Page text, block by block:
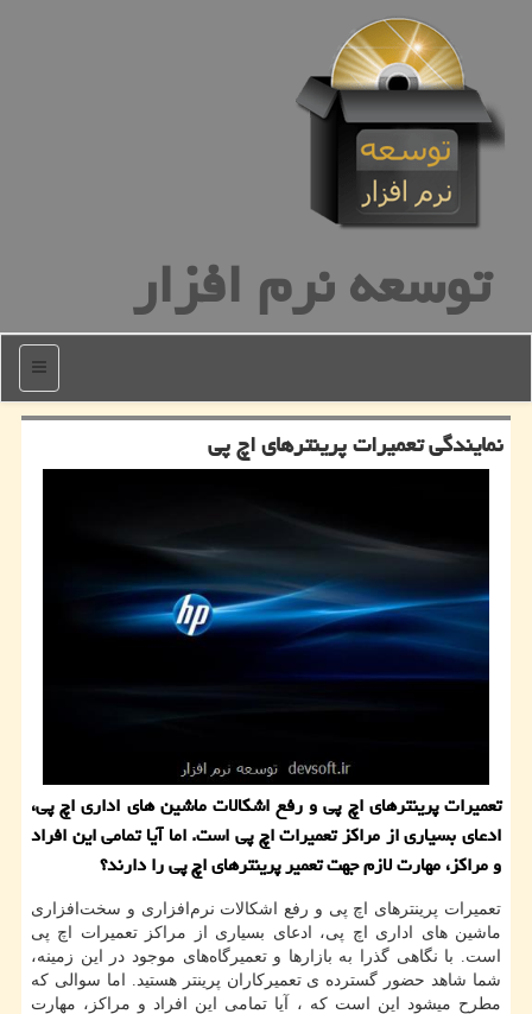
توسعه نرم افزار
منو
نمایندگی تعمیرات پرینترهای اچ پی
تعمیرات پرینترهای اچ پی و رفع اشكالات ماشین های اداری اچ پی،
ادعای بسیاری از مراكز تعمیرات اچ پی است. اما آیا تمامی این افراد
و مراكز، مهارت لازم جهت تعمیر پرینترهای اچ پی را دارند؟
تعمیرات پرینترهای اچ پی و رفع اشکالات نرم‌افزاری و سخت‌افزاری
ماشین های اداری اچ پی، ادعای بسیاری از مراکز تعمیرات اچ پی
است. با نگاهی گذرا به بازارها و تعمیرگاه‌های موجود در این زمینه،
شما شاهد حضور گسترده ی تعمیرکاران پرینتر هستید. اما سوالی که
مطرح میشود این است که ، آیا تمامی این افراد و مراکز، مهارت